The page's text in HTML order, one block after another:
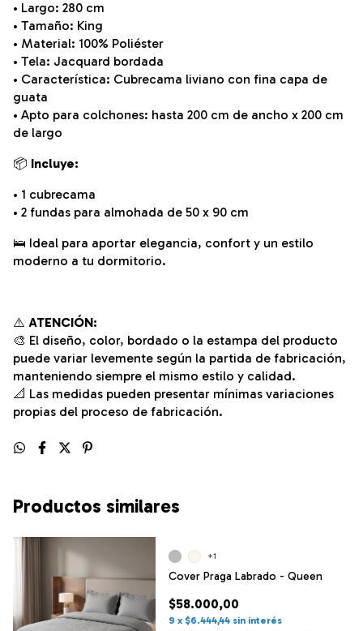
• Largo: 280 cm
• Tamaño: King
• Material: 100% Poliéster
• Tela: Jacquard bordada
• Característica: Cubrecama liviano con fina capa de
guata
• Apto para colchones: hasta 200 cm de ancho x 200 cm
de largo
📦 Incluye:
• 1 cubrecama
• 2 fundas para almohada de 50 x 90 cm
🛌 Ideal para aportar elegancia, confort y un estilo
moderno a tu dormitorio.
⚠️ ATENCIÓN:
🎨 El diseño, color, bordado o la estampa del producto
puede variar levemente según la partida de fabricación,
manteniendo siempre el mismo estilo y calidad.
📐 Las medidas pueden presentar mínimas variaciones
propias del proceso de fabricación.
Productos similares
Cover Praga Labrado - Queen
$58.000,00
9 x $6.444,44 sin interés
+1